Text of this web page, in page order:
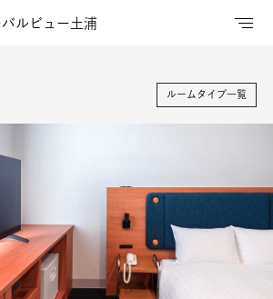
ルビュー土浦
ルームタイプ一覧